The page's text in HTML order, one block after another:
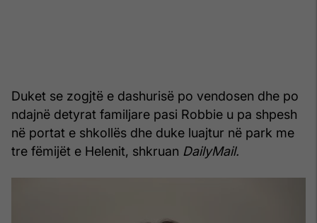
Duket se zogjtë e dashurisë po vendosen dhe po
ndajnë detyrat familjare pasi Robbie u pa shpesh
në portat e shkollës dhe duke luajtur në park me
tre fëmijët e Helenit, shkruan DailyMail.